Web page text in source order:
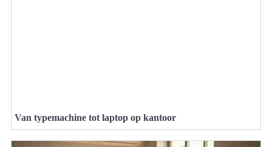
Van typemachine tot laptop op kantoor